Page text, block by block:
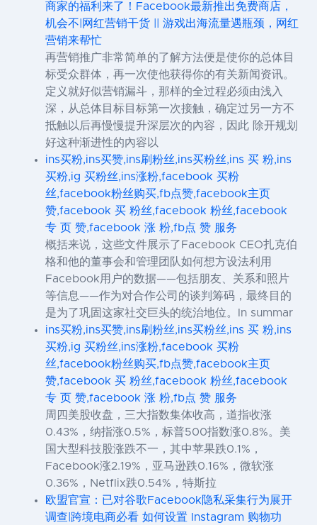
商家的福利来了！Facebook最新推出免费商店，
机会不|网红营销干货 || 游戏出海流量遇瓶颈，网红
营销来帮忙
再营销推广非常简单的了解方法便是使你的总体目
标受众群体，再一次使他获得你的有关新闻资讯。
定义就好似营销漏斗，那样的全过程必须由浅入
深，从总体目标目标第一次接触，确定过另一方不
抵触以后再慢慢提升深层次的內容，因此 除开规划
好这种渐进性的內容以
ins买粉,ins买赞,ins刷粉丝,ins买粉丝,ins 买 粉,ins
买粉,ig 买粉丝,ins涨粉,facebook 买粉
丝,facebook粉丝购买,fb点赞,facebook主页
赞,facebook 买 粉丝,facebook 粉丝,facebook
专 页 赞,facebook 涨 粉,fb点 赞 服务
概括来说，这些文件展示了Facebook CEO扎克伯
格和他的董事会和管理团队如何想方设法利用
Facebook用户的数据——包括朋友、关系和照片
等信息——作为对合作公司的谈判筹码，最终目的
是为了巩固这家社交巨头的统治地位。In summar
ins买粉,ins买赞,ins刷粉丝,ins买粉丝,ins 买 粉,ins
买粉,ig 买粉丝,ins涨粉,facebook 买粉
丝,facebook粉丝购买,fb点赞,facebook主页
赞,facebook 买 粉丝,facebook 粉丝,facebook
专 页 赞,facebook 涨 粉,fb点 赞 服务
周四美股收盘，三大指数集体收高，道指收涨
0.43%，纳指涨0.5%，标普500指数涨0.8%。美
国大型科技股涨跌不一，其中苹果跌0.1%，
Facebook涨2.19%，亚马逊跌0.16%，微软涨
0.36%，Netflix跌0.54%，特斯拉
欧盟官宣：已对谷歌Facebook隐私采集行为展开
调查|跨境电商必看 如何设置 Instagram 购物功